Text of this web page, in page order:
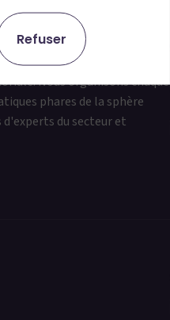
Nous organisons chaque
phares de la sphère
du secteur et
Refuser